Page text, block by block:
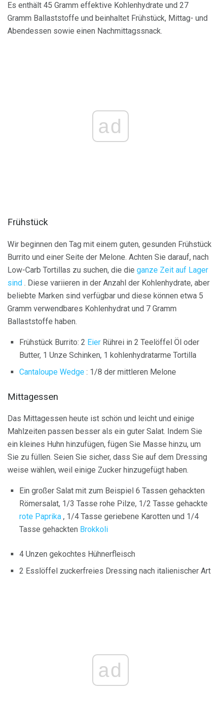
Es enthält 45 Gramm effektive Kohlenhydrate und 27
Gramm Ballaststoffe und beinhaltet Frühstück, Mittag- und
Abendessen sowie einen Nachmittagssnack.
ad
Frühstück
Wir beginnen den Tag mit einem guten, gesunden Frühstück
Burrito und einer Seite der Melone. Achten Sie darauf, nach
Low-Carb Tortillas zu suchen, die die ganze Zeit auf Lager
sind . Diese variieren in der Anzahl der Kohlenhydrate, aber
beliebte Marken sind verfügbar und diese können etwa 5
Gramm verwendbares Kohlenhydrat und 7 Gramm
Ballaststoffe haben.
Frühstück Burrito: 2 Eier Rührei in 2 Teelöffel Öl oder
Butter, 1 Unze Schinken, 1 kohlenhydratarme Tortilla
Cantaloupe Wedge : 1/8 der mittleren Melone
Mittagessen
Das Mittagessen heute ist schön und leicht und einige
Mahlzeiten passen besser als ein guter Salat. Indem Sie
ein kleines Huhn hinzufügen, fügen Sie Masse hinzu, um
Sie zu füllen. Seien Sie sicher, dass Sie auf dem Dressing
weise wählen, weil einige Zucker hinzugefügt haben.
Ein großer Salat mit zum Beispiel 6 Tassen gehackten
Römersalat, 1/3 Tasse rohe Pilze, 1/2 Tasse gehackte
rote Paprika , 1/4 Tasse geriebene Karotten und 1/4
Tasse gehackten Brokkoli
4 Unzen gekochtes Hühnerfleisch
2 Esslöffel zuckerfreies Dressing nach italienischer Art
ad